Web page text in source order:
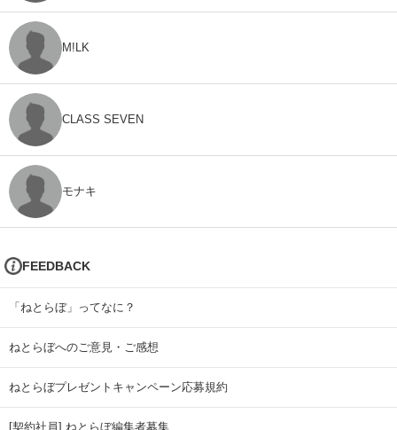
M!LK
CLASS SEVEN
モナキ
FEEDBACK
「ねとらぼ」ってなに？
ねとらぼへのご意見・ご感想
ねとらぼプレゼントキャンペーン応募規約
[契約社員] ねとらぼ編集者募集